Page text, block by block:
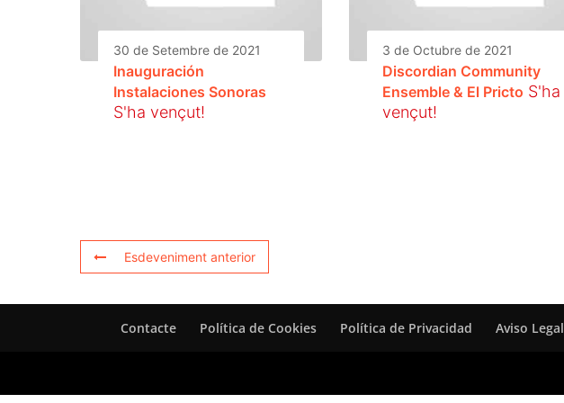
30 de Setembre de 2021
Inauguración
Instalaciones Sonoras
S'ha vençut!
3 de Octubre de 2021
Discordian Community
Ensemble & El Pricto S'ha
vençut!
Esdeveniment anterior
Contacte Política de Cookies Política de Privacidad Aviso Legal